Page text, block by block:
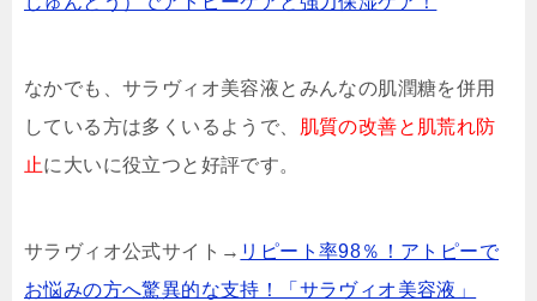
なかでも、サラヴィオ美容液とみんなの肌潤糖を併用
している方は多くいるようで、 肌質の改善と肌荒れ防
止に大いに役立つと好評です。
サラヴィオ公式サイト→ リピート率98％！アトピーで
お悩みの方へ驚異的な支持！「サラヴィオ美容液」